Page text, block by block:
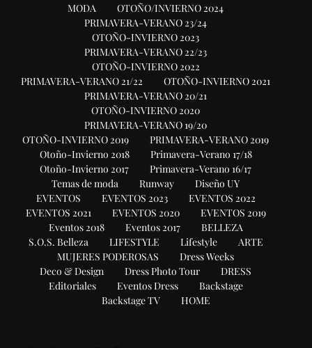
MODA
OTOÑO/INVIERNO 2024
PRIMAVERA-VERANO 23/24
OTOÑO-INVIERNO 2023
PRIMAVERA-VERANO 22/23
OTOÑO-INVIERNO 2022
PRIMAVERA-VERANO 21/22
OTOÑO-INVIERNO 2021
PRIMAVERA-VERANO 20/21
OTOÑO-INVIERNO 2020
PRIMAVERA-VERANO 19/20
OTOÑO-INVIERNO 2019
PRIMAVERA-VERANO 2019
Otoño-Invierno 2018
Primavera-Verano 17/18
Otoño-Invierno 2017
Primavera-Verano 16/17
Temas de moda
Runway
Diseño UY
EVENTOS
EVENTOS 2023
EVENTOS 2022
EVENTOS 2021
EVENTOS 2020
EVENTOS 2019
Eventos 2018
Eventos 2017
BELLEZA
S.O.S. Belleza
LIFESTYLE Lifestyle
ARTE
MUJERES PODEROSAS
Dress Weeks
Deco & Design
Dress Photo Tour
DRESS
Editoriales
Eventos Dress
Backstage
Backstage TV
HOME